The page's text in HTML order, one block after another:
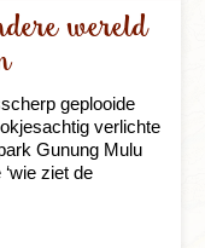
wereld
geplooide
verlichte
Gunung Mulu
ziet de